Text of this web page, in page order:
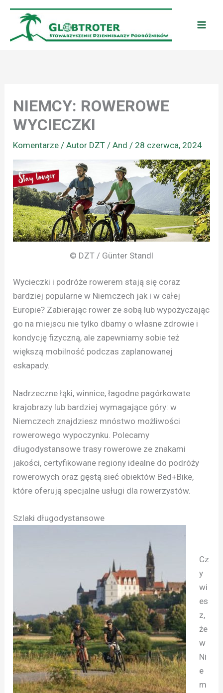
Przejdź
treści
NIEMCY: ROWEROWE
WYCIECZKI
Komentarze / Autor DZT / And/ 28 czerwca, 2024
© DZT / Günter Standl
Wycieczki i podróże rowerem stają się coraz
bardziej popularne w Niemczech jak i w całej
Europie? Zabierając rower ze sobą lub wypożyczając
go na miejscu nie tylko dbamy o własne zdrowie i
kondycję fizyczną, ale zapewniamy sobie też
większą mobilność podczas zaplanowanej
eskapady.
Nadrzeczne łąki, winnice, łagodne pagórkowate
krajobrazy lub bardziej wymagające góry: w
Niemczech znajdziesz mnóstwo możliwości
rowerowego wypoczynku. Polecamy
długodystansowe trasy rowerowe ze znakami
jakości, certyfikowane regiony idealne do podróży
rowerowych oraz gęstą sieć obiektów Bed+Bike,
które oferują specjalne usługi dla rowerzystów.
Szlaki długodystansowe
Cz
y
wi
es
z,
że
w
Ni
e
m